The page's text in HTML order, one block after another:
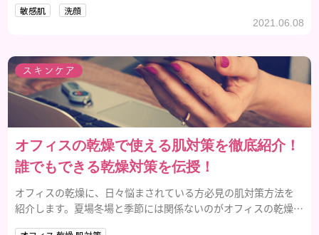
まとめました。
敏感肌 洗顔
2021.06.08
スキンケア
オフィスの乾燥で使える肌対策を徹底紹介！
誰でもできる乾燥対策を伝授！
オフィスの乾燥に、日々悩まされている方必見の肌対策方法を
紹介します。夏場冬場と季節には関係ないのがオフィスの乾燥の